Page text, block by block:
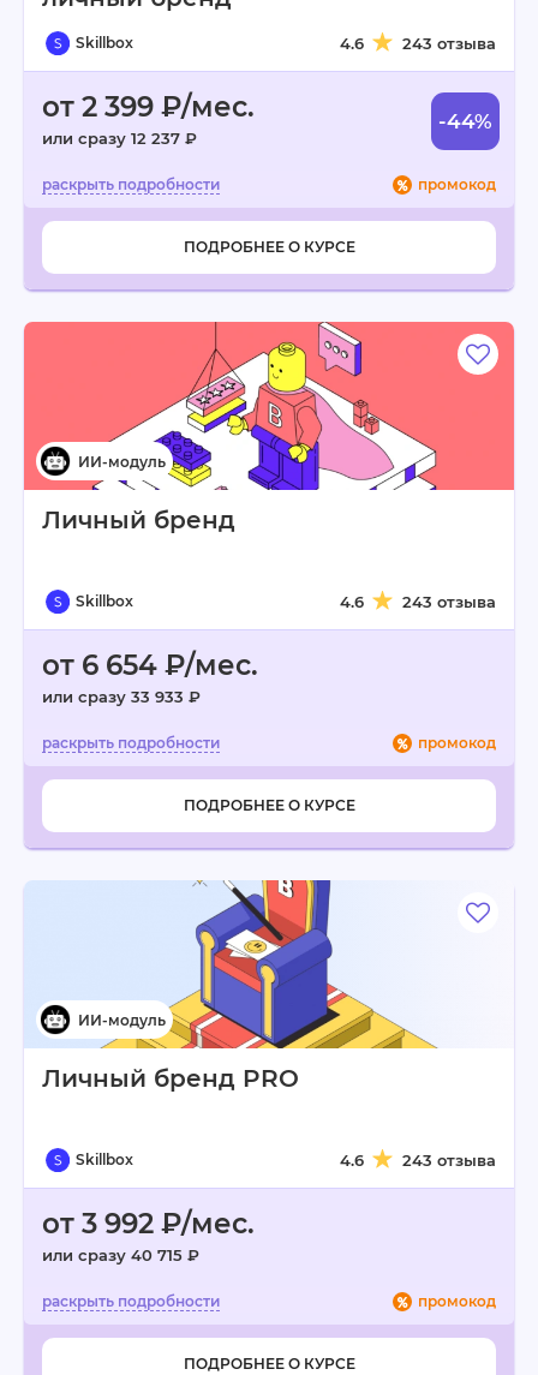
Skillbox 4.6 243 отзыва
от 2 399 ₽/мес.
или сразу 12 237 ₽
-44%
промокод
ПОДРОБНЕЕ О КУРСЕ
Личный бренд
Skillbox 4.6 243 отзыва
от 6 654 ₽/мес.
или сразу 33 933 ₽
промокод
ПОДРОБНЕЕ О КУРСЕ
Личный бренд PRO
Skillbox 4.6 243 отзыва
от 3 992 ₽/мес.
или сразу 40 715 ₽
промокод
ПОДРОБНЕЕ О КУРСЕ